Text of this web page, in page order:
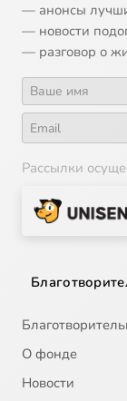
— анонсы
— новости
— разговор о
Рассылки
О фонде
Новости